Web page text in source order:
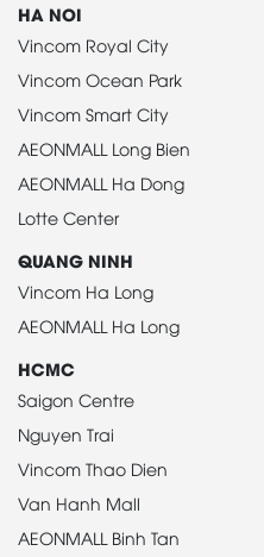
HA NOI
Vincom Royal City
Vincom Ocean Park
Vincom Smart City
AEONMALL Long Bien
AEONMALL Ha Dong
Lotte Center
QUANG NINH
Vincom Ha Long
AEONMALL Ha Long
HCMC
Saigon Centre
Nguyen Trai
Vincom Thao Dien
Van Hanh Mall
AEONMALL Binh Tan